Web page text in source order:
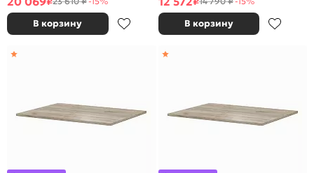
В корзину В корзину